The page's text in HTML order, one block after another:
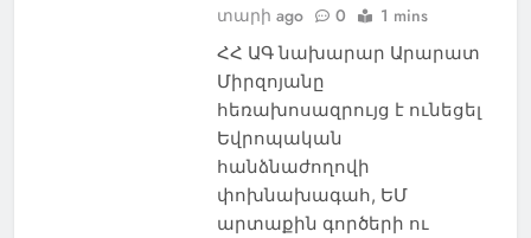
տարի ago
0 1 mins
ՀՀ ԱԳ նախարար Արարատ
Միրզոյանը
հեռախոսազրույց է ունեցել
Եվրոպական
հանձնաժողովի
փոխնախագահ, ԵՄ
արտաքին գործերի ու